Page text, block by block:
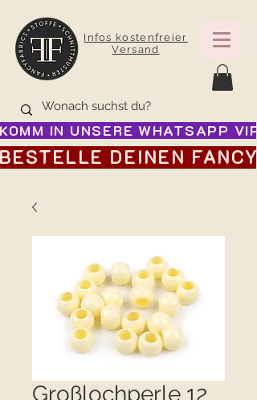
Infos kostenfreier
Versand
KOMM IN UNSERE WHATSAPP
BESTELLE DEINEN
Großlochperle 12